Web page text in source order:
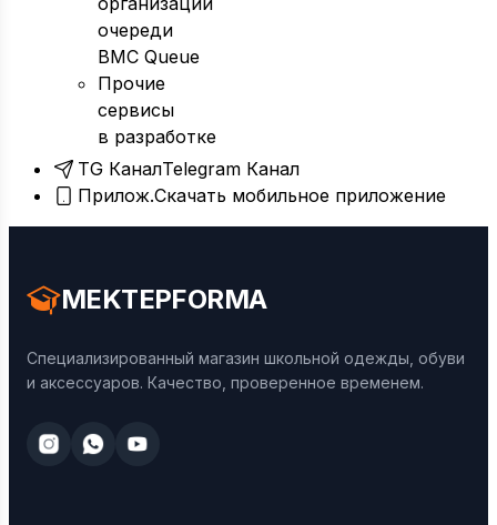
очереди
BMC Queue
Прочие
сервисы
в разработке
TG КаналTelegram Канал
Прилож.Скачать мобильное приложение
MEKTEPFORMA
Специализированный магазин школьной одежды, обуви
и аксессуаров. Качество, проверенное временем.